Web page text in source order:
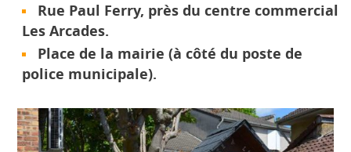
Rue Paul Ferry, près du centre commercial
Les Arcades.
Place de la mairie (à côté du poste de
police municipale).